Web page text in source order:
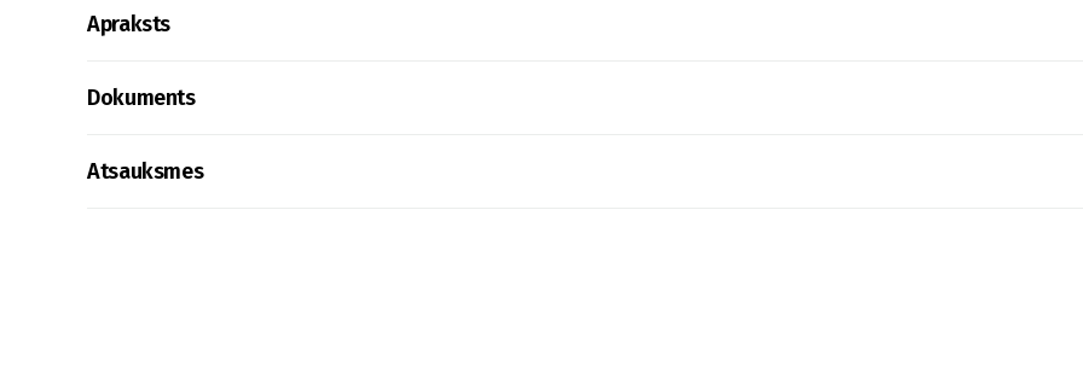
Apraksts
Dokuments
Atsauksmes